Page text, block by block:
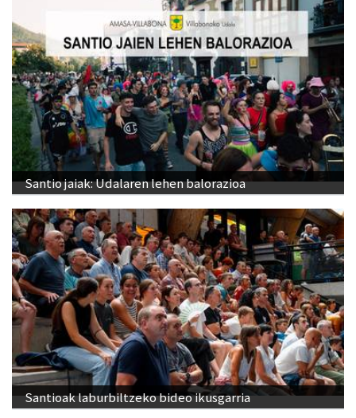
Santio jaiak: Udalaren lehen balorazioa
Santioak laburbiltzeko bideo ikusgarria